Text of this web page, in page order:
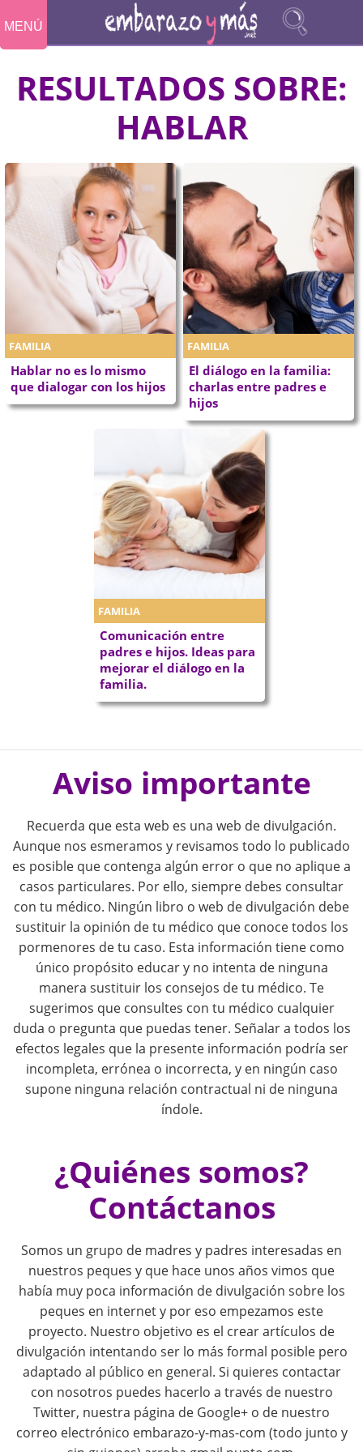
MENÚ
RESULTADOS SOBRE:
HABLAR
FAMILIA
Hablar no es lo mismo
que dialogar con los hijos
FAMILIA
El diálogo en la familia:
charlas entre padres e
hijos
FAMILIA
Comunicación entre
padres e hijos. Ideas para
mejorar el diálogo en la
familia.
P
a
g
Aviso importante
Recuerda que esta web es una web de divulgación.
Aunque nos esmeramos y revisamos todo lo publicado
es posible que contenga algún error o que no aplique a
casos particulares. Por ello, siempre debes consultar
con tu médico. Ningún libro o web de divulgación debe
sustituir la opinión de tu médico que conoce todos los
pormenores de tu caso. Esta información tiene como
único propósito educar y no intenta de ninguna
manera sustituir los consejos de tu médico. Te
sugerimos que consultes con tu médico cualquier
duda o pregunta que puedas tener. Señalar a todos los
efectos legales que la presente información podría ser
incompleta, errónea o incorrecta, y en ningún caso
supone ninguna relación contractual ni de ninguna
índole.
¿Quiénes somos?
Contáctanos
Somos un grupo de madres y padres interesadas en
nuestros peques y que hace unos años vimos que
había muy poca información de divulgación sobre los
peques en internet y por eso empezamos este
proyecto. Nuestro objetivo es el crear artículos de
divulgación intentando ser lo más formal posible pero
adaptado al público en general. Si quieres contactar
con nosotros puedes hacerlo a través de nuestro
Twitter, nuestra página de Google+ o de nuestro
correo electrónico embarazo-y-mas-com (todo junto y